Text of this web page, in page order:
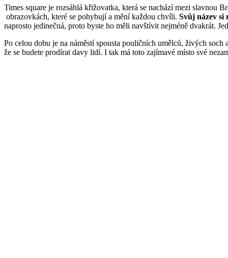
Times square je rozsáhlá křižovatka, která se nachází mezi slavnou
obrazovkách, které se pohybují a mění každou chvíli. Svůj název si
naprosto jedinečná, proto byste ho měli navštívit nejméně dvakrát.
Po celou dobu je na náměstí spousta pouličních umělců, živých
že se budete prodírat davy lidí. I tak má toto zajímavé místo své